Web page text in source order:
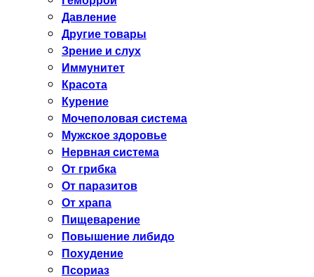
Давление
Другие товары
Зрение и слух
Иммунитет
Красота
Курение
Мочеполовая система
Мужское здоровье
Нервная система
От грибка
От паразитов
От храпа
Пищеварение
Повышение либидо
Похудение
Псориаз